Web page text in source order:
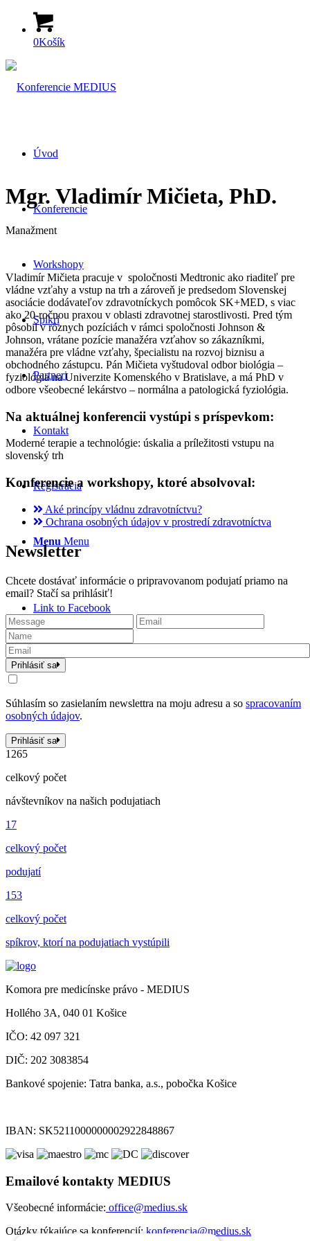
0Košík
Úvod
Konferencie
Workshopy
Spíkri
Partneri
Kontakt
Registrácia
Menu Menu
Link to Facebook
Mgr. Vladimír Mičieta, PhD.
Manažment
Vladimír Mičieta pracuje v spoločnosti Medtronic ako riaditeľ pre
vládne vzťahy a vstup na trh a zároveň je predsedom Slovenskej
asociácie dodávateľov zdravotníckych pomôcok SK+MED, s viac
ako 20-ročnou praxou v oblasti zdravotnej starostlivosti. Pred tým
pôsobil v rôznych pozíciách v rámci spoločnosti Johnson &
Johnson, vrátane pozície manažéra vzťahov so zákazníkmi,
manažéra pre vládne vzťahy, špecialistu na rozvoj biznisu a
obchodného zástupcu. Pán Mičieta vyštudoval odbor biológia –
fyziológia na Univerzite Komenského v Bratislave, a má PhD v
odbore všeobecné lekárstvo – normálna a patologická fyziológia.
Na aktuálnej konferencii vystúpi s príspevkom:
Moderné terapie a technológie: úskalia a príležitosti vstupu na
slovenský trh
Konferencie a workshopy, ktoré absolvoval:
Aké princípy vládnu zdravotníctvu?
Ochrana osobných údajov v prostredí zdravotníctva
Newsletter
Chcete dostávať informácie o pripravovanom podujatí priamo na
email? Stačí sa prihlásiť!
Prihlásiť sa
Súhlasím so zasielaním newslettra na moju adresu a so spracovaním
osobných údajov.
Prihlásiť sa
1265
celkový počet
návštevníkov na našich podujatiach
17
celkový počet
podujatí
153
celkový počet
spíkrov, ktorí na podujatiach vystúpili
Komora pre medicínske právo - MEDIUS
Hollého 3A, 040 01 Košice
IČO: 42 097 321
DIČ: 202 3083854
Bankové spojenie: Tatra banka, a.s., pobočka Košice
IBAN: SK5211000000002922848867
Emailové kontakty MEDIUS
Všeobecné informácie: office@medius.sk
Otázky týkajúce sa konferencií:konferencia@medius.sk